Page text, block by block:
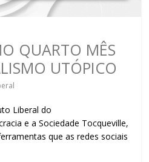
QUARTO MÊS
UTÓPICO
Liberal do
e a Sociedade Tocqueville,
que as redes sociais